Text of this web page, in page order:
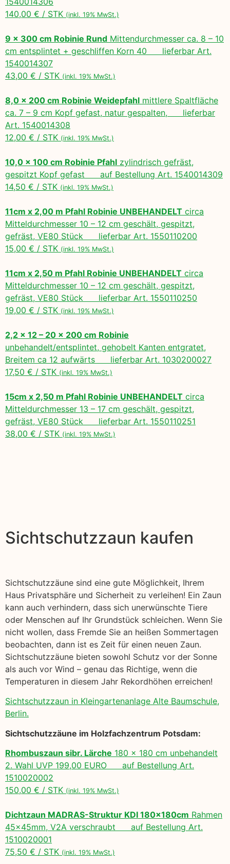
140,00 € / STK (inkl. 19% MwSt.)
9 x 300 cm Robinie Rund Mittendurchmesser ca. 8 – 10
cm entsplintet + geschliffen Korn 40 lieferbar Art.
1540014307
43,00 € / STK (inkl. 19% MwSt.)
8,0 x 200 cm Robinie Weidepfahl mittlere Spaltfläche
ca. 7 – 9 cm Kopf gefast, natur gespalten, lieferbar
Art. 1540014308
12,00 € / STK (inkl. 19% MwSt.)
10,0 x 100 cm Robinie Pfahl zylindrisch gefräst,
gespitzt Kopf gefast auf Bestellung Art. 1540014309
14,50 € / STK (inkl. 19% MwSt.)
11cm x 2,00 m Pfahl Robinie UNBEHANDELT circa
Mitteldurchmesser 10 – 12 cm geschält, gespitzt,
gefräst, VE80 Stück lieferbar Art. 1550110200
15,00 € / STK (inkl. 19% MwSt.)
11cm x 2,50 m Pfahl Robinie UNBEHANDELT circa
Mitteldurchmesser 10 – 12 cm geschält, gespitzt,
gefräst, VE80 Stück lieferbar Art. 1550110250
19,00 € / STK (inkl. 19% MwSt.)
2,2 x 12 – 20 x 200 cm Robinie
unbehandelt/entsplintet, gehobelt Kanten entgratet,
Breitem ca 12 aufwärts lieferbar Art. 1030200027
17,50 € / STK (inkl. 19% MwSt.)
15cm x 2,50 m Pfahl Robinie UNBEHANDELT circa
Mitteldurchmesser 13 – 17 cm geschält, gespitzt,
gefräst, VE80 Stück lieferbar Art. 1550110251
38,00 € / STK (inkl. 19% MwSt.)
Sichtschutzzaun kaufen
Sichtschutzzäune sind eine gute Möglichkeit, Ihrem
Haus Privatsphäre und Sicherheit zu verleihen! Ein Zaun
kann auch verhindern, dass sich unerwünschte Tiere
oder Menschen auf Ihr Grundstück schleichen. Wenn Sie
nicht wollen, dass Fremde Sie an heißen Sommertagen
beobachten, dann ist es Zeit für einen neuen Zaun.
Sichtschutzzäune bieten sowohl Schutz vor der Sonne
als auch vor Wind – genau das Richtige, wenn die
Temperaturen in diesem Jahr Rekordhöhen erreichen!
Sichtschutzzaun in Kleingartenanlage Alte Baumschule,
Berlin.
Sichtschutzzäune im Holzfachzentrum Potsdam:
Rhombuszaun sibr. Lärche 180 x 180 cm unbehandelt
2. Wahl UVP 199,00 EURO auf Bestellung Art.
1510020002
150,00 € / STK (inkl. 19% MwSt.)
Dichtzaun MADRAS-Struktur KDI 180x180cm Rahmen
45x45mm, V2A verschraubt auf Bestellung Art.
1510020001
75,50 € / STK (inkl. 19% MwSt.)